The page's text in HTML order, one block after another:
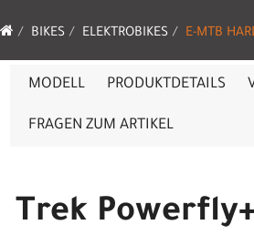
BIKES ELEKTROBIKES E-MTB
MODELL PRODUKTDETAILS
FRAGEN ZUM ARTIKEL
Trek